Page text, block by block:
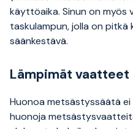
käyttöaika. Sinun on
taskulampun, jolla on pitkä
säänkestävä.
Lämpimät vaatteet
Huonoa metsästyssäätä ei
huonoja